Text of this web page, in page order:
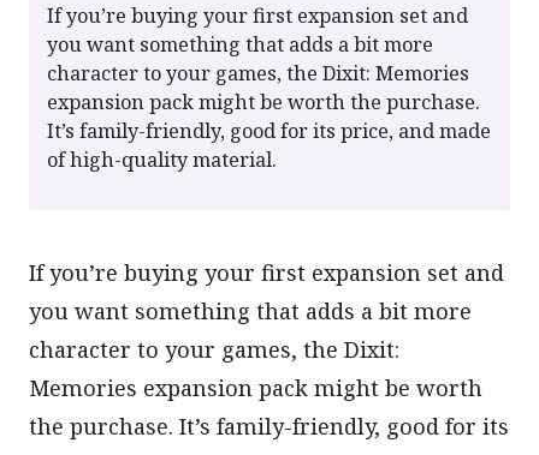
If you’re buying your first expansion set and
you want something that adds a bit more
character to your games, the Dixit: Memories
expansion pack might be worth the purchase.
It’s family-friendly, good for its price, and made
of high-quality material.
If you’re buying your first expansion set and
you want something that adds a bit more
character to your games, the Dixit:
Memories expansion pack might be worth
the purchase. It’s family-friendly, good for its